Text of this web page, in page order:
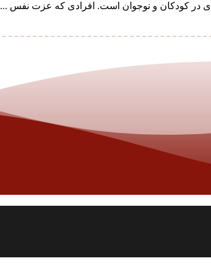
در کودکان و نوجوان است. افرادی که عزت نفس ...